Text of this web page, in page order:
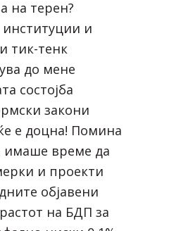
на терен?
институции и
тик-тенк
до мене
состојба
закони
е доцна! Помина
имаше време да
и проекти
објавени
на БДП за